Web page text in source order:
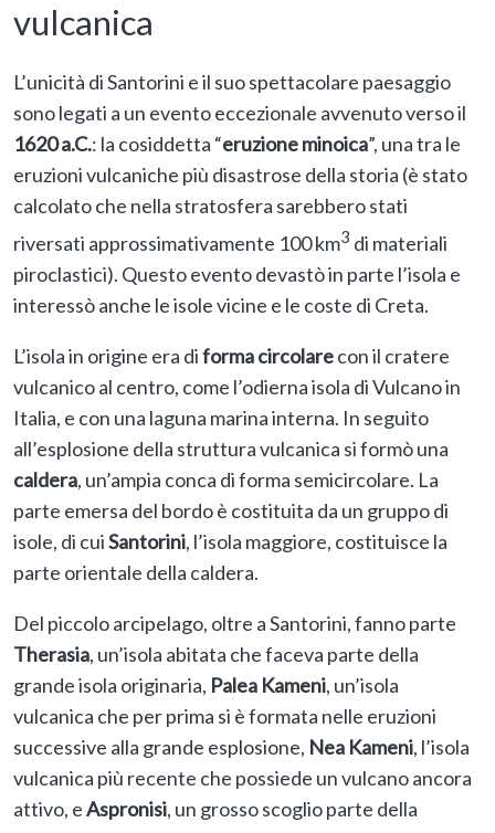
vulcanica
L’unicità di Santorini e il suo spettacolare paesaggio
sono legati a un evento eccezionale avvenuto verso il
1620 a.C.: la cosiddetta “eruzione minoica”, una tra le
eruzioni vulcaniche più disastrose della storia (è stato
calcolato che nella stratosfera sarebbero stati
riversati approssimativamente 100 km3 di materiali
piroclastici). Questo evento devastò in parte l’isola e
interessò anche le isole vicine e le coste di Creta.
L’isola in origine era diforma circolarecon il cratere
vulcanico al centro, come l’odierna isola di Vulcano in
Italia, e con una laguna marina interna. In seguito
all’esplosione della struttura vulcanica si formò una
caldera, un’ampia conca di forma semicircolare. La
parte emersa del bordo è costituita da un gruppo di
isole, di cuiSantorini, l’isola maggiore, costituisce la
parte orientale della caldera.
Del piccolo arcipelago, oltre a Santorini, fanno parte
Therasia, un’isola abitata che faceva parte della
grande isola originaria, Palea Kameni, un’isola
vulcanica che per prima si è formata nelle eruzioni
successive alla grande esplosione, Nea Kameni, l’isola
vulcanica più recente che possiede un vulcano ancora
attivo, eAspronisi, un grosso scoglio parte della